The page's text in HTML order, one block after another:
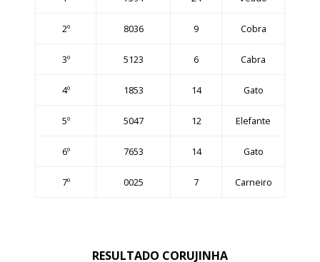
2º 8036 9 Cobra
3º 5123 6 Cabra
4º 1853 14 Gato
5º 5047 12 Elefante
6º 7653 14 Gato
7º 0025 7 Carneiro
RESULTADO CORUJINHA